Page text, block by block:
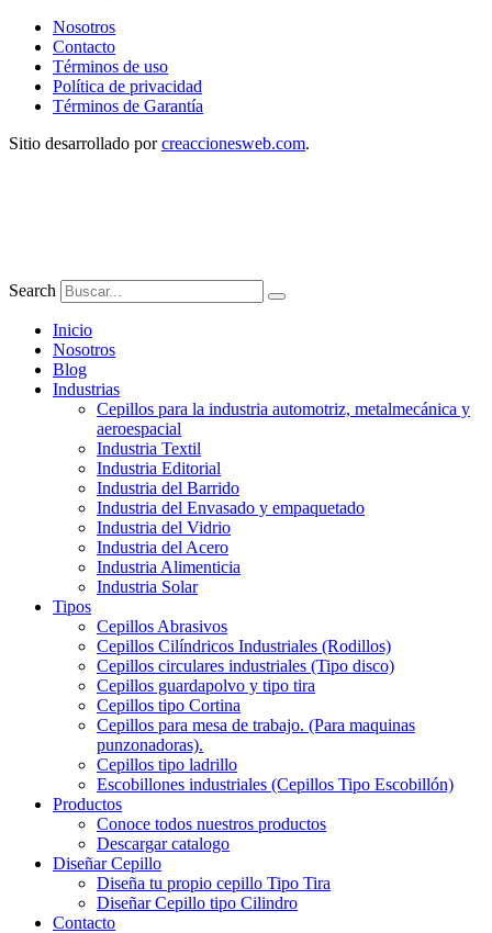
Nosotros
Contacto
Términos de uso
Política de privacidad
Términos de Garantía
Sitio desarrollado porcreaccionesweb.com.
Search
Inicio
Nosotros
Blog
Industrias
Cepillos para la industria automotriz, metalmecánica y
aeroespacial
Industria Textil
Industria Editorial
Industria del Barrido
Industria del Envasado y empaquetado
Industria del Vidrio
Industria del Acero
Industria Alimenticia
Industria Solar
Tipos
Cepillos Abrasivos
Cepillos Cilíndricos Industriales (Rodillos)
Cepillos circulares industriales (Tipo disco)
Cepillos guardapolvo y tipo tira
Cepillos tipo Cortina
Cepillos para mesa de trabajo. (Para maquinas
punzonadoras).
Cepillos tipo ladrillo
Escobillones industriales (Cepillos Tipo Escobillón)
Productos
Conoce todos nuestros productos
Descargar catalogo
Diseñar Cepillo
Diseña tu propio cepillo Tipo Tira
Diseñar Cepillo tipo Cilindro
Contacto